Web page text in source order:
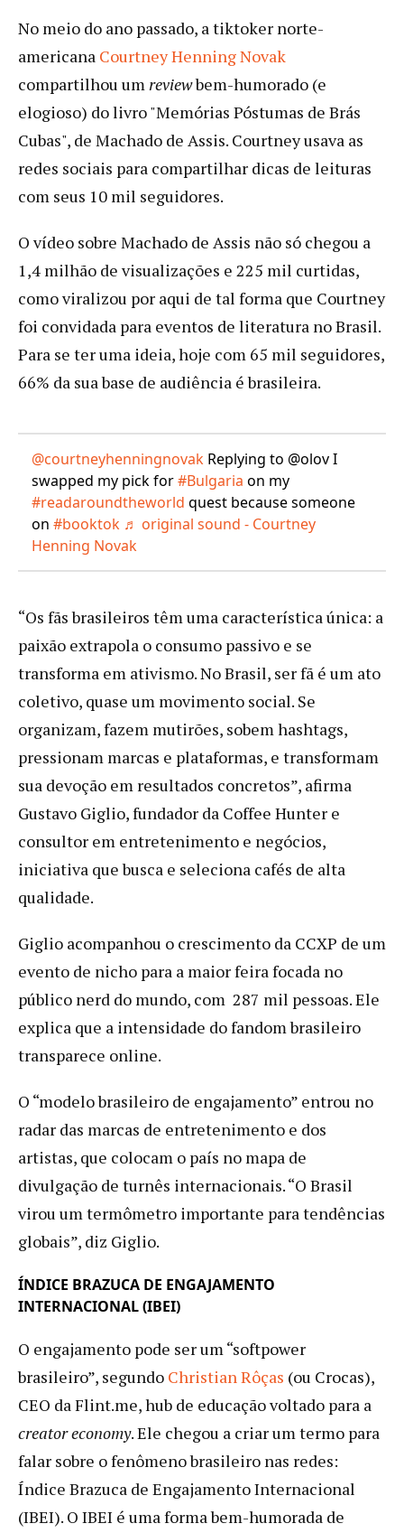
No meio do ano passado, a tiktoker norte-
americana Courtney Henning Novak
compartilhou umreviewbem-humorado (e
elogioso) do livro "Memórias Póstumas de Brás
Cubas", de Machado de Assis. Courtney usava as
redes sociais para compartilhar dicas de leituras
com seus 10 mil seguidores.
O vídeo sobre Machado de Assis não só chegou a
1,4 milhão de visualizações e 225 mil curtidas,
como viralizou por aqui de tal forma que Courtney
foi convidada para eventos de literatura no Brasil.
Para se ter uma ideia, hoje com 65 mil seguidores,
66% da sua base de audiência é brasileira.
@courtneyhenningnovak Replying to @olov I
swapped my pick for#Bulgaria on my
#readaroundtheworld quest because someone
on #booktok ♬ original sound - Courtney
Henning Novak
“Os fãs brasileiros têm uma característica única: a
paixão extrapola o consumo passivo e se
transforma em ativismo. No Brasil, ser fã é um ato
coletivo, quase um movimento social. Se
organizam, fazem mutirões, sobem hashtags,
pressionam marcas e plataformas, e transformam
sua devoção em resultados concretos”, afirma
Gustavo Giglio, fundador da Coffee Hunter e
consultor em entretenimento e negócios,
iniciativa que busca e seleciona cafés de alta
qualidade.
Giglio acompanhou o crescimento da CCXP de um
evento de nicho para a maior feira focada no
público nerd do mundo, com 287 mil pessoas. Ele
explica que a intensidade do fandom brasileiro
transparece online.
O “modelo brasileiro de engajamento” entrou no
radar das marcas de entretenimento e dos
artistas, que colocam o país no mapa de
divulgação de turnês internacionais. “O Brasil
virou um termômetro importante para tendências
globais”, diz Giglio.
ÍNDICE BRAZUCA DE ENGAJAMENTO
INTERNACIONAL (IBEI)
O engajamento pode ser um “softpower
brasileiro”, segundo Christian Rôças (ou Crocas),
CEO da Flint.me, hub de educação voltado para a
creator economy. Ele chegou a criar um termo para
falar sobre o fenômeno brasileiro nas redes:
Índice Brazuca de Engajamento Internacional
(IBEI). O IBEI é uma forma bem-humorada de